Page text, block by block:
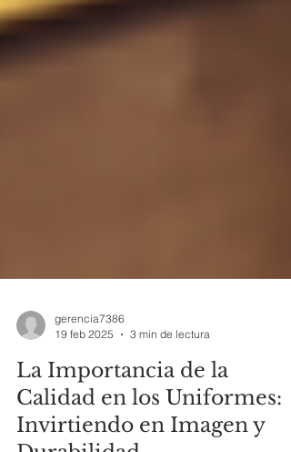
19 feb 2025
3 min de lectura
La Importancia de la
Calidad en los Uniformes: